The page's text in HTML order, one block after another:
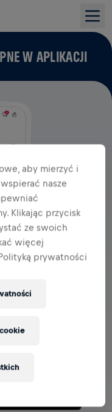
W APLIKACJI
czy tworzysz
aby mierzyć i
nasze
Klikając przycisk
ze swoich
więcej
prywatności